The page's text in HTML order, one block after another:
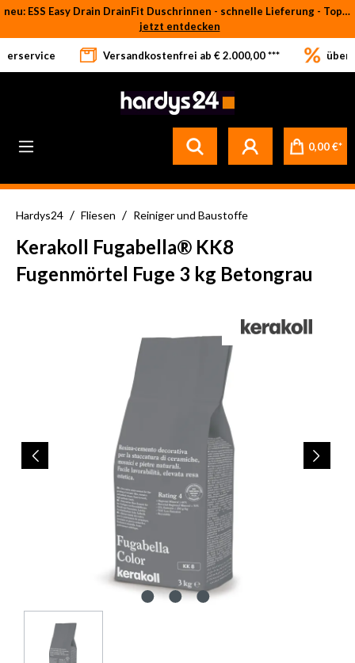
Zum Hauptinhalt springen
neu: ESS Easy Drain DrainFit Duschrinnen - schnelle Lieferung - Top-Preise
jetzt entdecken
Betrifft ausschließlich bei Bestellware-Fliesen: aufgrund der Werksferien in Italien und Spanien kommt es zu Verzögerungen bei der Verladung. Sämtliche Lagerware (sofort verfügbar) sowie alle anderen Produktgruppen versenden wir weiterhin regulär
Versandkostenfrei ab € 2.000,00 *** über
0,00 €*
Hardys24 / Fliesen / Reiniger und Baustoffe
Kerakoll Fugabella® KK8
Fugenmörtel Fuge 3 kg Betongrau